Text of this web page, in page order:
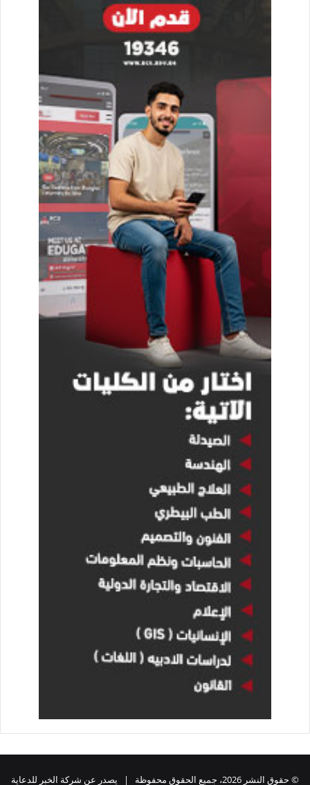
© حقوق النشر 2026، جميع الحقوق محفوظة | يصدر عن شركة الخبر للدعاية